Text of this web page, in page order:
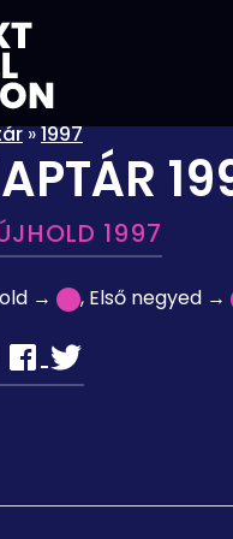
»1997
1997
→ , Első negyed →